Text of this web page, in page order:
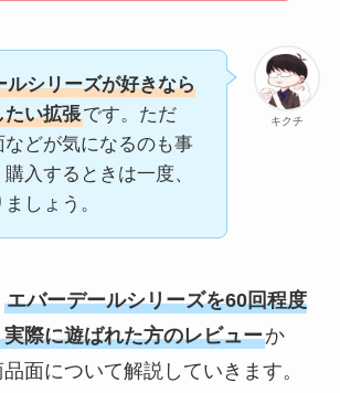
キクチ
ルシリーズが好きなら
たい拡張です。ただ
などが気になるのも事
入するときは一度、
しょう。
エバーデールシリーズを60回程度
際に遊ばれた方のレビューか
面について解説していきます。